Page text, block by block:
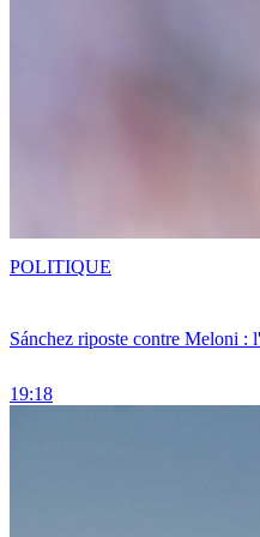
Sánchez riposte contre Meloni :
19:18
POLITIQUE